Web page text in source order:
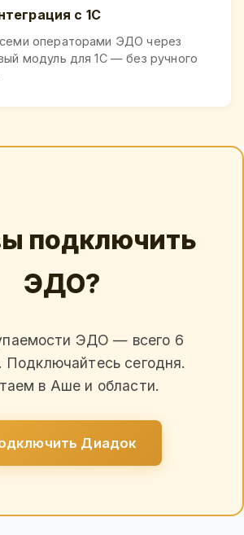
с 1С
операторами ЭДО через
модуль для 1С — без ручного
подключить
ЭДО?
ЭДО — всего 6
Подключайтесь сегодня.
в Аше и области.
Диадок